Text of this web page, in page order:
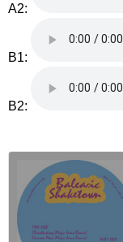
A2:
B1:
B2: